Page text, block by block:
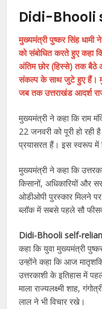
Didi-
मुख्यमंत्री पुष्कर सिंह धामी
को संबोधित करते हुए कहा
अंतिम छोर (हिस्से) तक बैठे
संकल्प के साथ जुटे हुए हैं।
जब तक उत्तराखंड आदर्श
मुख्यमंत्री ने कहा कि राम
22 जनवरी को पूरी हो
प्रयासरत हैं। इस स्वरूप में
मुख्यमंत्री ने कहा कि
किसानों, अधिकारियों और
ओडीओपी पुरस्कार मिलने
ब्लॉक में सबसे पहले सौ
Didi-Bhooli self-
कहा कि युवा मुख्यमंत्री
उन्होंने कहा कि आज
उत्तरकाशी के इतिहास में
माला राज्यलक्ष्मी शाह,
लाल ने भी विचार रखे।